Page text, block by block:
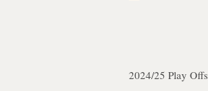
2024/25 Play Offs